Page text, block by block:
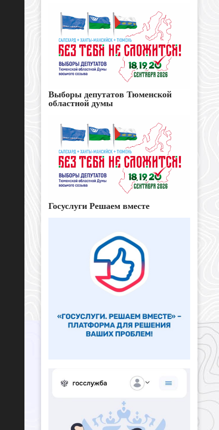
Выборы депутатов Тюменской
областной думы
Госуслуги Решаем вместе